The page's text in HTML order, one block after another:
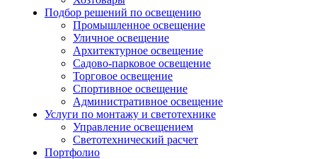
Подбор решений по освещению
Промышленное освещение
Уличное освещение
Архитектурное освещение
Садово-парковое освещение
Торговое освещение
Спортивное освещение
Административное освещение
Услуги по монтажу и светотехнике
Управление освещением
Светотехнический расчет
Портфолио